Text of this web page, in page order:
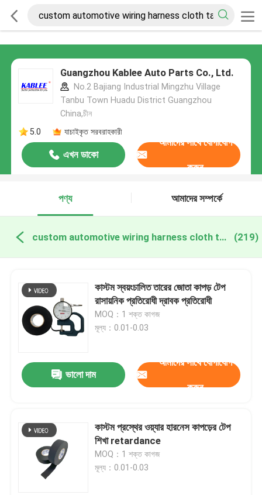
Guangzhou Kablee Auto Parts Co., Ltd.
No.2 Bajiang Industrial Mingzhu Village
Tanbu Town Huadu District Guangzhou
China,চীন
5.0
যাচাইকৃত সরবরাহকারী
এখন ডাকো
আমাদের সাথে যোগাযোগ
করুন
পণ্য আমাদের সম্পর্কে
custom automotive wiring harness cloth tape অনলাইন উত্পাদন (219)
কাস্টম স্বয়ংচালিত তারের জোতা কাপড় টেপ
রাসায়নিক প্রতিরোধী দ্রাবক প্রতিরোধী
MOQ：1 শক্ত কাগজ
মূল্য：0.01-0.03
ভালো দাম
আমাদের সাথে যোগাযোগ
করুন
কাস্টম প্রস্থের ওয়্যার হারনেস কাপড়ের টেপ
শিখা retardance
MOQ：1 শক্ত কাগজ
মূল্য：0.01-0.03